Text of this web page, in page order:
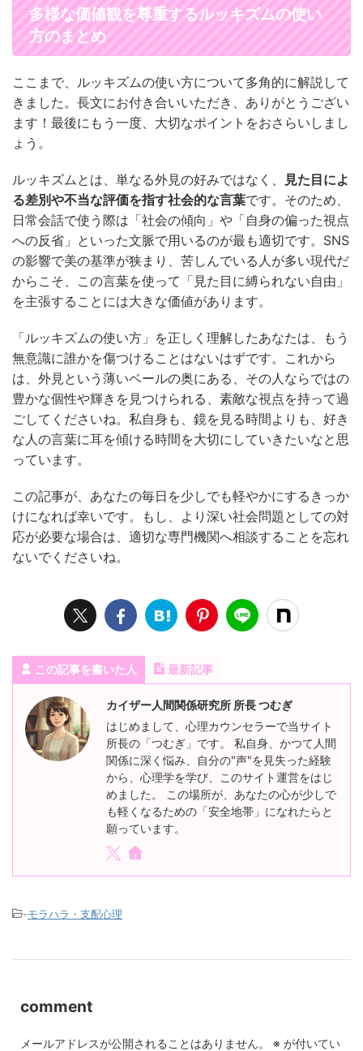
多様な価値観を尊重するルッキズムの使い
方のまとめ
ここまで、ルッキズムの使い方について多角的に解説して
きました。長文にお付き合いいただき、ありがとうござい
ます！最後にもう一度、大切なポイントをおさらいしまし
ょう。
ルッキズムとは、単なる外見の好みではなく、
見た目によ
る差別や不当な評価を指す社会的な言葉です。そのため、
日常会話で使う際は「社会の傾向」や「自身の偏った視点
への反省」といった文脈で用いるのが最も適切です。SNS
の影響で美の基準が狭まり、苦しんでいる人が多い現代だ
からこそ、この言葉を使って「見た目に縛られない自由」
を主張することには大きな価値があります。
「ルッキズムの使い方」を正しく理解したあなたは、もう
無意識に誰かを傷つけることはないはずです。これから
は、外見という薄いベールの奥にある、その人ならではの
豊かな個性や輝きを見つけられる、素敵な視点を持って過
ごしてくださいね。私自身も、鏡を見る時間よりも、好き
な人の言葉に耳を傾ける時間を大切にしていきたいなと思
っています。
この記事が、あなたの毎日を少しでも軽やかにするきっか
けになれば幸いです。もし、より深い社会問題としての対
応が必要な場合は、適切な専門機関へ相談することを忘れ
ないでくださいね。
この記事を書いた人 最新記事
カイザー人間関係研究所 所長 つむぎ
はじめまして、心理カウンセラーで当サイト
所長の「つむぎ」です。 私自身、かつて人間
関係に深く悩み、自分の"声"を見失った経験
から、心理学を学び、このサイト運営をはじ
めました。 この場所が、あなたの心が少しで
も軽くなるための「安全地帯」になれたらと
願っています。
-モラハラ・支配心理
comment
メールアドレスが公開されることはありません。 ※ が付いてい